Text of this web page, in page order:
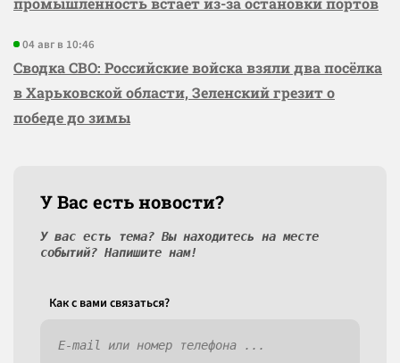
04 авг в 10:46
Сводка СВО: Российские войска взяли два посёлка
в Харьковской области, Зеленский грезит о
победе до зимы
У Вас есть новости?
У вас есть тема? Вы находитесь на месте
событий? Напишите нам!
Как c вами связаться?